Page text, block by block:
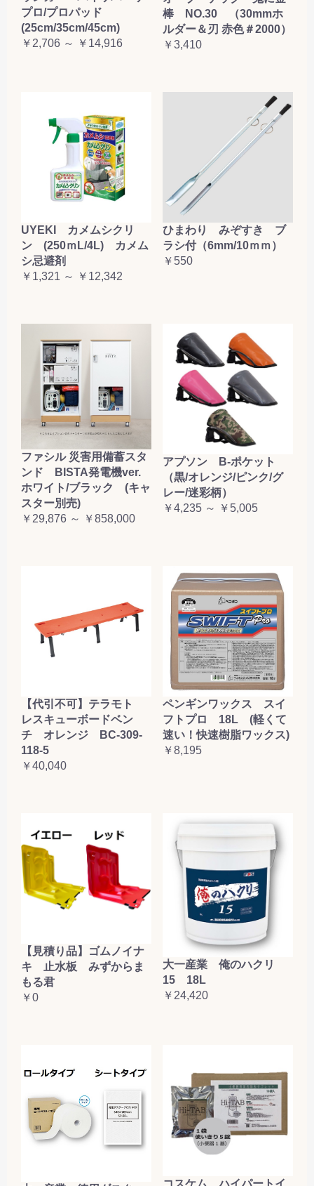
お買い物を続ける カートへ進む
プロ/プロパッド
(25cm/35cm/45cm)
￥2,706 ～ ￥14,916
棒 NO.30 （30mmホ
ルダー＆刃 赤色＃2000）
￥3,410
UYEKI カメムシクリ
ン (250ｍL/4L) カメム
シ忌避剤
￥1,321 ～ ￥12,342
ひまわり みぞすき ブ
ラシ付（6mm/10ｍｍ）
￥550
ファシル 災害用備蓄スタ
ンド BISTA発電機ver.
ホワイト/ブラック (キャ
スター別売)
￥29,876 ～ ￥858,000
アプソン B-ポケット
（黒/オレンジ/ピンク/グ
レー/迷彩柄）
￥4,235 ～ ￥5,005
【代引不可】テラモト
レスキューボードベン
チ オレンジ BC-309-
118-5
￥40,040
ペンギンワックス スイ
フトプロ 18L (軽くて
速い！快速樹脂ワックス)
￥8,195
【見積り品】ゴムノイナ
キ 止水板 みずからま
もる君
￥0
大一産業 俺のハクリ
15 18L
￥24,420